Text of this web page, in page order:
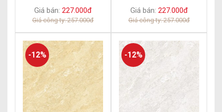
Giá bán: 227.000đ
Giá công ty: 257.000đ
Giá bán: 227.000đ
Giá công ty: 257.000đ
-12% -12%